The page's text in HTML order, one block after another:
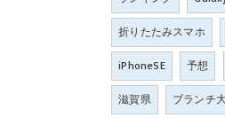
折りたたみスマホ
iPhoneSE
予想
滋賀県
ブランチ